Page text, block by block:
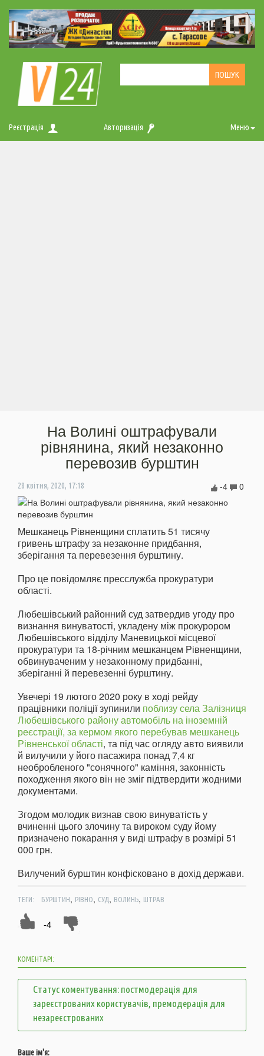
Реєстрація Авторизація Меню
На Волині оштрафували
рівнянина, який незаконно
перевозив бурштин
28 квітня, 2020, 17:18 0
-4
Мешканець Рівненщини сплатить 51 тисячу
гривень штрафу за незаконне придбання,
зберігання та перевезення бурштину.
Про це повідомляє пресслужба прокуратури
області.
Любешівський районний суд затвердив угоду про
визнання винуватості, укладену між прокурором
Любешівського відділу Маневицької місцевої
прокуратури та 18-річним мешканцем Рівненщини,
обвинуваченим у незаконному придбанні,
зберіганні й перевезенні бурштину.
Увечері 19 лютого 2020 року в ході рейду
працівники поліції зупинили поблизу села Залізниця
Любешівського району автомобіль на іноземній
реєстрації, за кермом якого перебував мешканець
Рівненської області, та під час огляду авто виявили
й вилучили у його пасажира понад 7,4 кг
необробленого "сонячного" каміння, законність
походження якого він не зміг підтвердити жодними
документами.
Згодом молодик визнав свою винуватість у
вчиненні цього злочину та вироком суду йому
призначено покарання у виді штрафу в розмірі 51
000 грн.
Вилучений бурштин конфісковано в дохід держави.
ТЕГИ: БУРШТИН, РІВНО, СУД, ВОЛИНЬ, ШТРАВ
-4
КОМЕНТАРІ:
Статус коментування: постмодерація для
зареєстрованих користувачів, премодерація для
незареєстрованих
Ваше ім'я: